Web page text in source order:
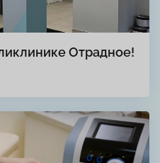
Отрадное!